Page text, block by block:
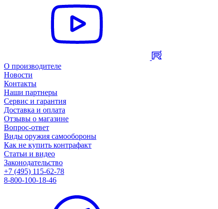
О производителе
Новости
Контакты
Наши партнеры
Сервис и гарантия
Доставка и оплата
Отзывы о магазине
Вопрос-ответ
Виды оружия самообороны
Как не купить контрафакт
Статьи и видео
Законодательство
+7 (495) 115-62-78
8-800-100-18-46